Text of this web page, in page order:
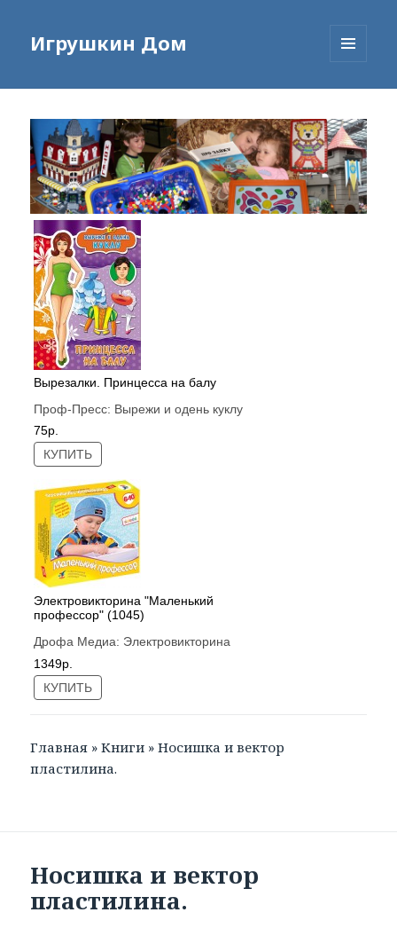
Игрушкин Дом
Вырезалки. Принцесса на балу
Проф-Пресс: Вырежи и одень куклу
75р.
КУПИТЬ
Электровикторина "Маленький
профессор" (1045)
Дрофа Медиа: Электровикторина
1349р.
КУПИТЬ
Главная »Книги »Носишка и вектор
пластилина.
Носишка и вектор
пластилина.